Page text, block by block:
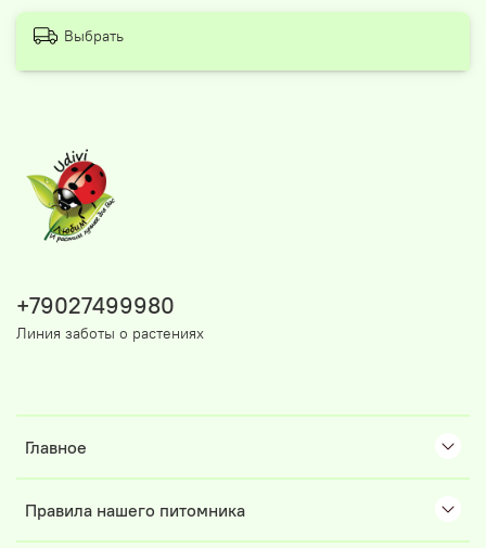
Выбрать
Главное
Правила нашего питомника
+79027499980
Линия заботы о растениях